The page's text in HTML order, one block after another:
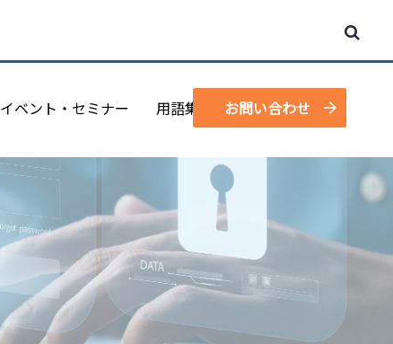
イベント・セミナー 用語集 資料請求
お問い合わせ